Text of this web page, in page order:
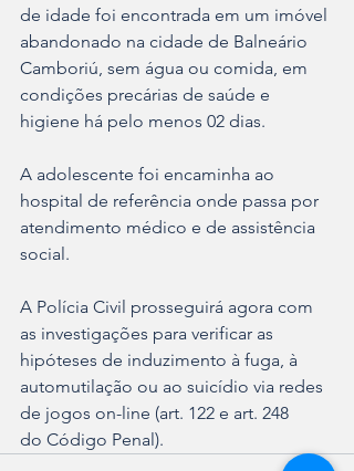
de idade foi encontrada em um imóvel
abandonado na cidade de Balneário
Camboriú, sem água ou comida, em
condições precárias de saúde e
higiene há pelo menos 02 dias.
A adolescente foi encaminha ao
hospital de referência onde passa por
atendimento médico e de assistência
social.
A Polícia Civil prosseguirá agora com
as investigações para verificar as
hipóteses de induzimento à fuga, à
automutilação ou ao suicídio via redes
de jogos on-line (art. 122 e art. 248
do Código Penal).